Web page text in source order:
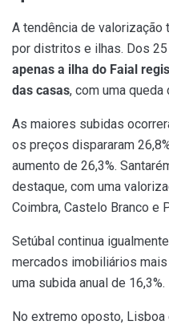
A tendência de
por distritos e ilhas. Dos
apenas a ilha do Faial
das casas, com uma queda
As maiores subidas
os preços dispararam
aumento de 26,3%.
destaque, com uma
Coimbra, Castelo Branco e
Setúbal continua
mercados imobiliários
uma subida anual de 16,3%.
No extremo oposto,